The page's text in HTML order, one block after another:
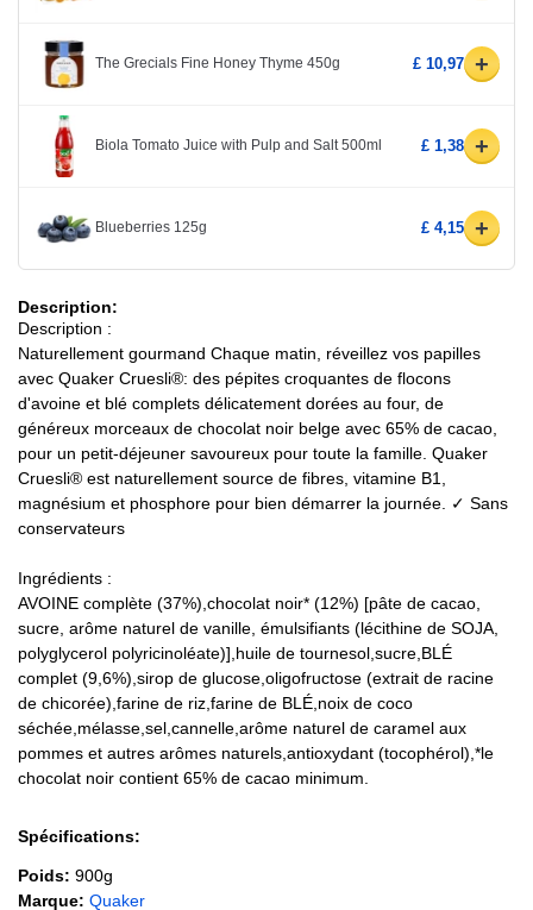
The Grecials Fine Honey Thyme 450g £ 10,97 +
Biola Tomato Juice with Pulp and Salt 500ml £ 1,38 +
Blueberries 125g £ 4,15 +
Description:
Description :
Naturellement gourmand Chaque matin, réveillez vos papilles
avec Quaker Cruesli®: des pépites croquantes de flocons
d'avoine et blé complets délicatement dorées au four, de
généreux morceaux de chocolat noir belge avec 65% de cacao,
pour un petit-déjeuner savoureux pour toute la famille. Quaker
Cruesli® est naturellement source de fibres, vitamine B1,
magnésium et phosphore pour bien démarrer la journée. ✓ Sans
conservateurs
Ingrédients :
AVOINE complète (37%),chocolat noir* (12%) [pâte de cacao,
sucre, arôme naturel de vanille, émulsifiants (lécithine de SOJA,
polyglycerol polyricinoléate)],huile de tournesol,sucre,BLÉ
complet (9,6%),sirop de glucose,oligofructose (extrait de racine
de chicorée),farine de riz,farine de BLÉ,noix de coco
séchée,mélasse,sel,cannelle,arôme naturel de caramel aux
pommes et autres arômes naturels,antioxydant (tocophérol),*le
chocolat noir contient 65% de cacao minimum.
Spécifications:
Poids: 900g
Marque: Quaker